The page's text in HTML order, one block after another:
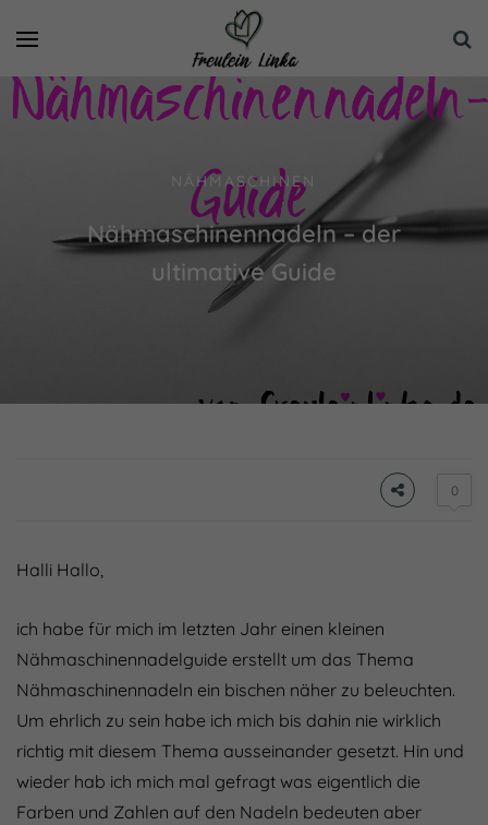
NÄHMASCHINEN
Nähmaschinennadeln – der
ultimative Guide
0
Halli Hallo,
ich habe für mich im letzten Jahr einen kleinen
Nähmaschinennadelguide erstellt um das Thema
Nähmaschinennadeln ein bischen näher zu beleuchten.
Um ehrlich zu sein habe ich mich bis dahin nie wirklich
richtig mit diesem Thema ausseinander gesetzt. Hin und
wieder hab ich mich mal gefragt was eigentlich die
Farben und Zahlen auf den Nadeln bedeuten aber